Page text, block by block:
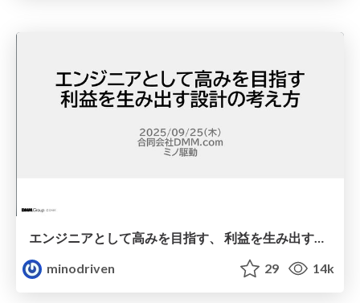
エンジニアとして高みを目指す、 利益を生み出す設計の考え方 / design-for-profit
minodriven
29 14k